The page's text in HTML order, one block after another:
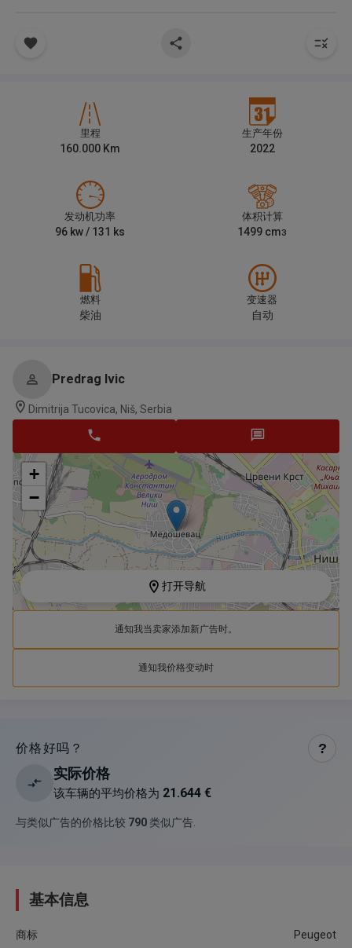
里程
160.000 Km
生产年份
2022
发动机功率
96 kw / 131 ks
体积计算
1499 cm3
燃料
柴油
变速器
自动
Predrag Ivic
Dimitrija Tucovica, Niš, Serbia
+
−
打开导航
通知我当卖家添加新广告时。
通知我价格变动时
价格好吗？ ?
实际价格
该车辆的平均价格为 21.644 €
与类似广告的价格比较 790 类似广告
基本信息
商标
Peugeot